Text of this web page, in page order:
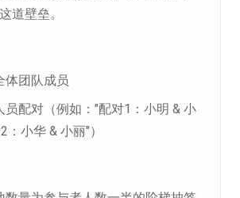
道壁垒。
体团队成员
员配对（例如："配对1：小明 & 小
：小华 & 小丽"）